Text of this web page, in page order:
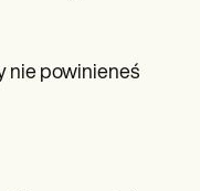
nie powinieneś